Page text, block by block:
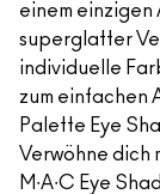
einem
superglatter
individuelle
zum einfachen
Palette Eye
Verwöhne dich
M∙A∙C Eye